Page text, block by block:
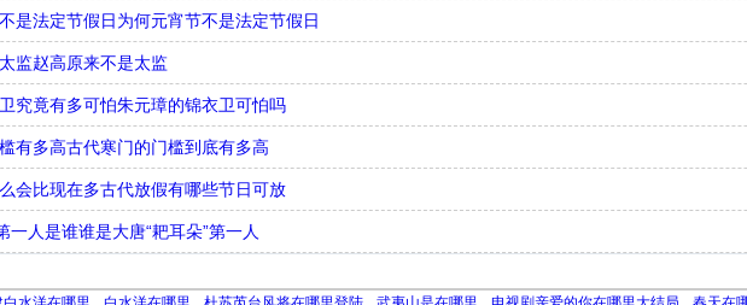
是法定节假日为何元宵节不是法定节假日
监赵高原来不是太监
究竟有多可怕朱元璋的锦衣卫可怕吗
有多高古代寒门的门槛到底有多高
会比现在多古代放假有哪些节日可放
一人是谁谁是大唐“耙耳朵”第一人